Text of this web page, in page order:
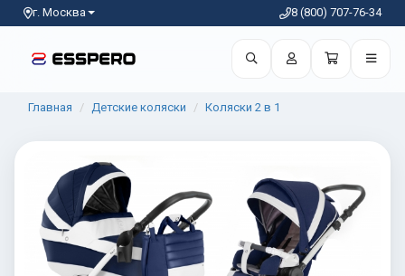
г. Москва 8 (800) 707-76-34
Главная Детские коляски Коляски 2 в 1